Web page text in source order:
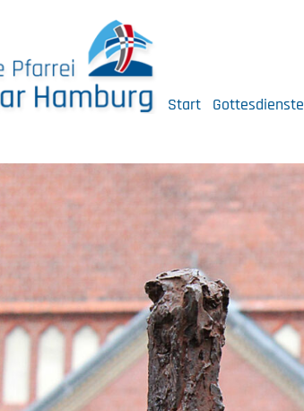
St. Ansgar Hamburg
Start Gottesdienste